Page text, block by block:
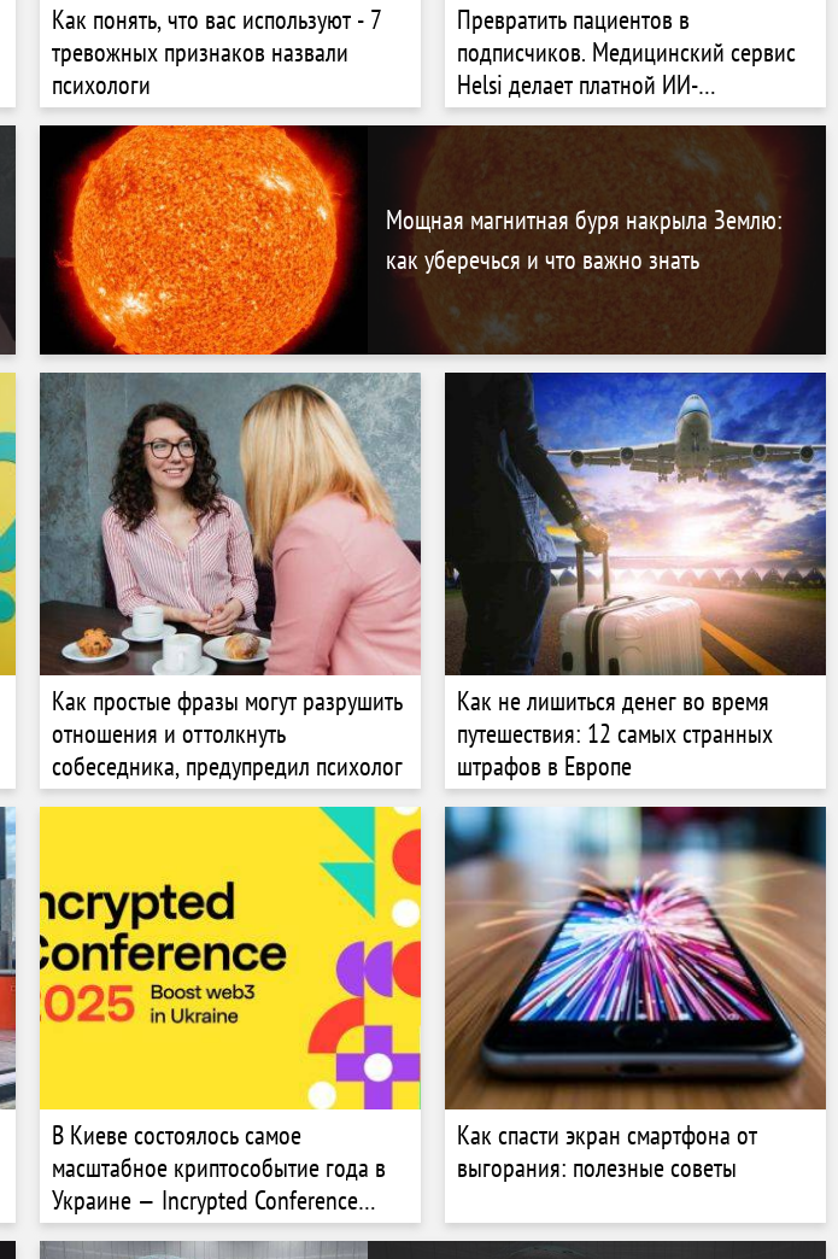
Как понять, что вас используют - 7
тревожных признаков назвали
психологи
Превратить пациентов в
подписчиков. Медицинский сервис
Helsi делает платной ИИ-
расшифровку анализов, в
разработку которой вложила $400
000. Как компания монетизирует 29
млн пользователей
Мощная магнитная буря накрыла Землю:
как уберечься и что важно знать
Как простые фразы могут разрушить
отношения и оттолкнуть
собеседника, предупредил психолог
Как не лишиться денег во время
путешествия: 12 самых странных
штрафов в Европе
В Киеве состоялось самое
масштабное криптособытие года в
Украине — Incrypted Conference
2025
Как спасти экран смартфона от
выгорания: полезные советы